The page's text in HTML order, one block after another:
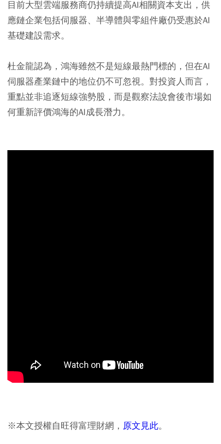
目前大型雲端服務商仍持續提高AI相關資本支出，供
應鏈企業包括伺服器、半導體與零組件廠仍受惠於AI
基礎建設需求。
杜金龍認為，鴻海雖然不是短線最熱門標的，但在AI
伺服器產業鏈中的地位仍不可忽視。對投資人而言，
重點並非追逐短線強勢股，而是觀察法說會後市場如
何重新評價鴻海的AI成長潛力。
※本文授權自旺得富理財網， 原文見此。